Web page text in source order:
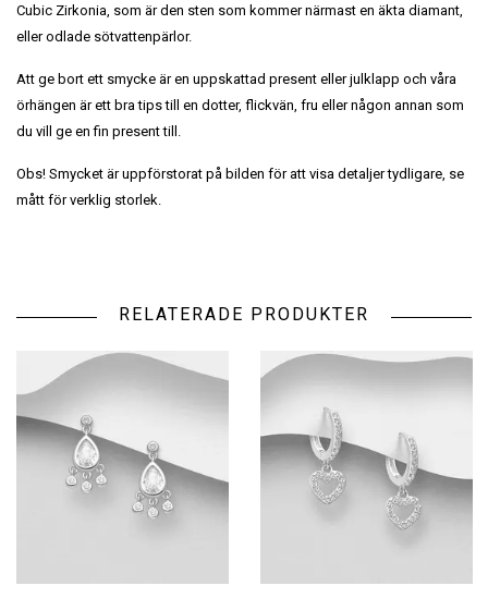
Cubic Zirkonia, som är den sten som kommer närmast en äkta diamant,
eller odlade sötvattenpärlor.
Att ge bort ett smycke är en uppskattad present eller julklapp och våra
örhängen är ett bra tips till en dotter, flickvän, fru eller någon annan som
du vill ge en fin present till.
Obs! Smycket är uppförstorat på bilden för att visa detaljer tydligare, se
mått för verklig storlek.
RELATERADE PRODUKTER